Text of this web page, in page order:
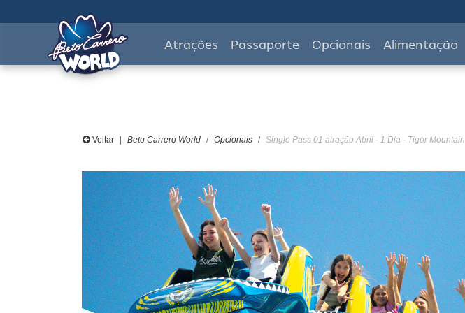
Atrações Passaporte Opcionais Alimentação
Voltar Beto Carrero World Opcionais Single Pass 01 atração Abril - 1 Dia - Tigor Mountain